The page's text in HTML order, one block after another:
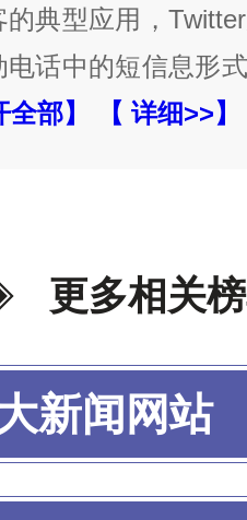
典型应用，
话中的短信息形
全部】 【 详细>>】
更多相关
新闻网站